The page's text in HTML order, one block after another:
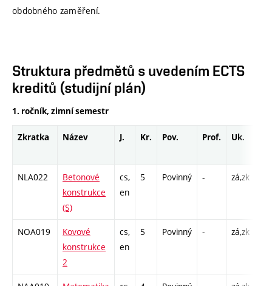
obdobného zaměření.
Struktura předmětů s uvedením ECTS
kreditů (studijní plán)
1. ročník, zimní semestr
Zkratka Název J. Kr. Pov. Prof. Uk.
NLA022
Betonové
konstrukce
(S)
cs,
en
5 Povinný - zá,zk
NOA019
Kovové
konstrukce
2
cs,
en
5 Povinný - zá,zk